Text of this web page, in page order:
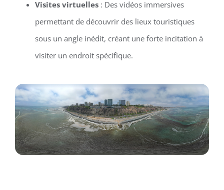
Visites virtuelles: Des vidéos immersives
permettant de découvrir des lieux touristiques
sous un angle inédit, créant une forte incitation à
visiter un endroit spécifique.